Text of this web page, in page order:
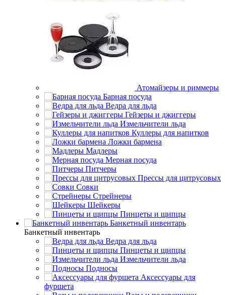
Атомайзеры и риммеры
Барная посуда
Ведра для льда
Гейзеры и джиггеры
Измельчители льда
Куллеры для напитков
Ложки бармена
Мадлеры
Мерная посуда
Питчеры
Прессы для цитрусовых
Совки
Стрейнеры
Шейкеры
Пинцеты и щипцы
Банкетный инвентарь
Банкетный инвентарь
Ведра для льда
Пинцеты и щипцы
Измельчители льда
Подносы
Аксессуары для
фуршета